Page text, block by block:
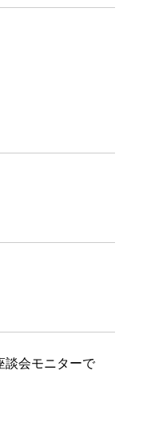
談会モニターで